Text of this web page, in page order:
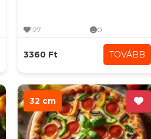
127 0
3360 Ft TOVÁBB
32 cm